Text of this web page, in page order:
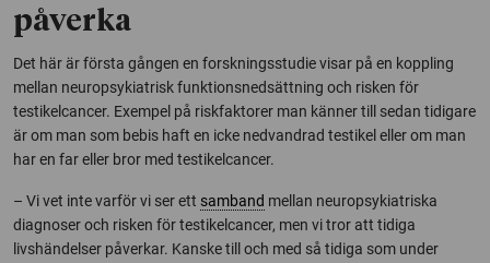
påverka
Det här är första gången en forskningsstudie visar på en koppling
mellan neuropsykiatrisk funktionsnedsättning och risken för
testikelcancer. Exempel på riskfaktorer man känner till sedan tidigare
är om man som bebis haft en icke nedvandrad testikel eller om man
har en far eller bror med testikelcancer.
– Vi vet inte varför vi ser ett samband mellan neuropsykiatriska
diagnoser och risken för testikelcancer, men vi tror att tidiga
livshändelser påverkar. Kanske till och med så tidiga som under